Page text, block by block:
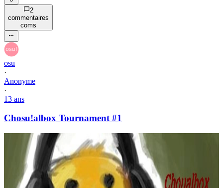
2
commentaires
coms
osu
·
Anonyme
·
13 ans
Chosu!albox Tournament #1